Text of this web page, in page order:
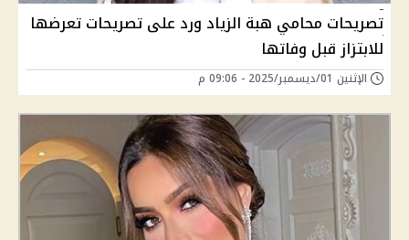
تصريحات محامي هبة الزياد ورد على تصريحات تعرضها
للابتزاز قبل وفاتها
الإثنين 01/ديسمبر/2025 - 09:06 م